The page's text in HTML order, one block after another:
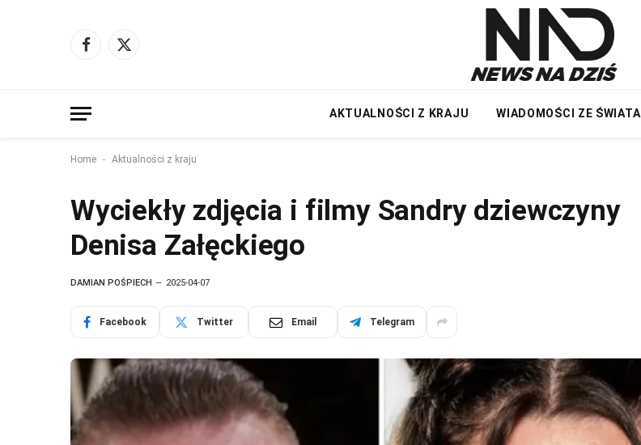
Facebook
X
AKTUALNOŚCI Z KRAJU WIADOMOŚCI ZE ŚWIATA
Home - Aktualności z kraju
Wyciekły zdjęcia i filmy Sandry dziewczyny
Denisa Załęckiego
DAMIAN POŚPIECH 2025-04-07
Facebook Twitter Email Telegram